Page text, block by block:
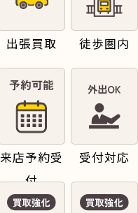
出張買取 徒歩圏内
来店予約受
付
受付対応